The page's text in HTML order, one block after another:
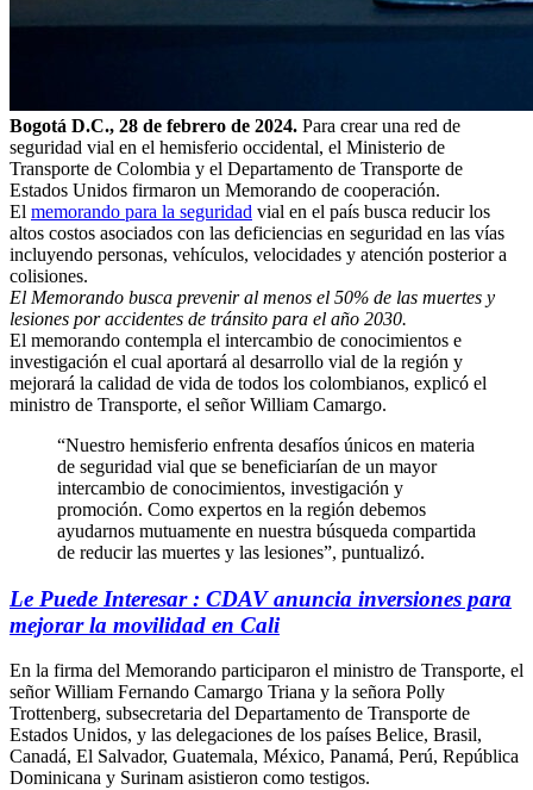
Bogotá D.C., 28 de febrero de 2024. Para crear una red de
seguridad vial en el hemisferio occidental, el Ministerio de
Transporte de Colombia y el Departamento de Transporte de
Estados Unidos firmaron un Memorando de cooperación.
El memorando para la seguridad vial en el país busca reducir los
altos costos asociados con las deficiencias en seguridad en las vías
incluyendo personas, vehículos, velocidades y atención posterior a
colisiones.
El Memorando busca prevenir al menos el 50% de las muertes y
lesiones por accidentes de tránsito para el año 2030.
El memorando contempla el intercambio de conocimientos e
investigación el cual aportará al desarrollo vial de la región y
mejorará la calidad de vida de todos los colombianos, explicó el
ministro de Transporte, el señor William Camargo.
“Nuestro hemisferio enfrenta desafíos únicos en materia
de seguridad vial que se beneficiarían de un mayor
intercambio de conocimientos, investigación y
promoción. Como expertos en la región debemos
ayudarnos mutuamente en nuestra búsqueda compartida
de reducir las muertes y las lesiones”, puntualizó.
Le Puede Interesar : CDAV anuncia inversiones para
mejorar la movilidad en Cali
En la firma del Memorando participaron el ministro de Transporte, el
señor William Fernando Camargo Triana y la señora Polly
Trottenberg, subsecretaria del Departamento de Transporte de
Estados Unidos, y las delegaciones de los países Belice, Brasil,
Canadá, El Salvador, Guatemala, México, Panamá, Perú, República
Dominicana y Surinam asistieron como testigos.